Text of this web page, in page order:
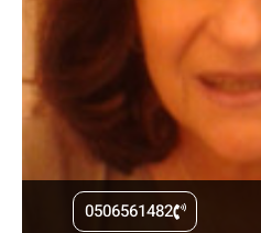
0506561482